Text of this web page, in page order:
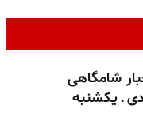
شامگاهی
ـ یکشنبه